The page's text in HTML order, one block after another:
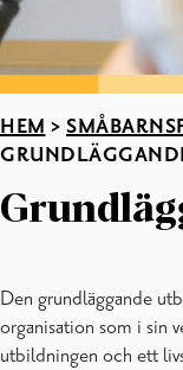
HEM >
Den grundläggande
organisation som i sin
utbildningen och ett